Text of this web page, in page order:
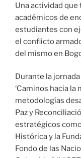
Una actividad
académicos de
estudiantes con
el conflicto
del mismo en
Durante la
‘Caminos hacia la
metodologías
Paz y
estratégicos
Histórica y la
Fondo de las